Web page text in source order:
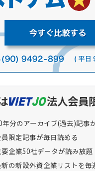
法人会員
年分のアーカイブ(過去)記事
限定記事が毎日読める
企業50社データが読み放題
の新設外資企業リストを毎